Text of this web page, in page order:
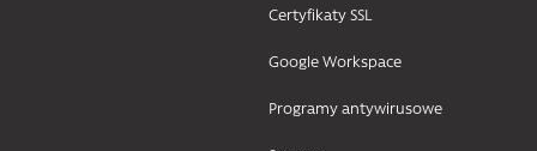
Certyfikaty SSL
Google Workspace
Programy antywirusowe